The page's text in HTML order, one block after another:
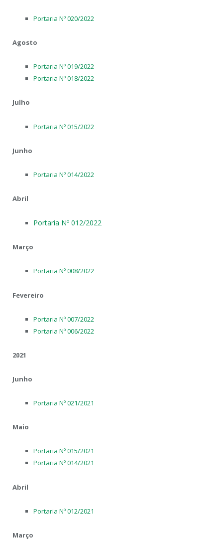
Portaria Nº 020/2022
Agosto
Portaria Nº 019/2022
Portaria Nº 018/2022
Julho
Portaria Nº 015/2022
Junho
Portaria Nº 014/2022
Abril
Portaria Nº 012/2022
Março
Portaria Nº 008/2022
Fevereiro
Portaria Nº 007/2022
Portaria Nº 006/2022
2021
Junho
Portaria Nº 021/2021
Maio
Portaria Nº 015/2021
Portaria Nº 014/2021
Abril
Portaria Nº 012/2021
Março